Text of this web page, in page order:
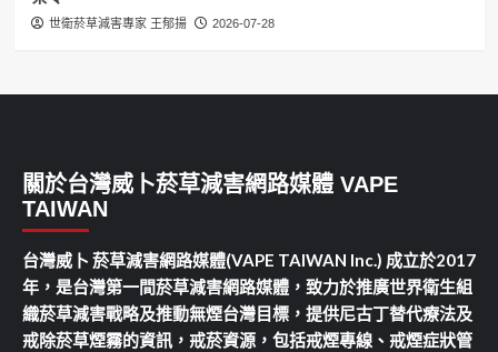
世衛菸草減害專家 王郁揚 2026-07-28
關於台灣威卜菸草減害網路媒體 VAPE
TAIWAN
台灣威卜 菸草減害網路媒體(VAPE TAIWAN Inc.) 成立於2017
年，是台灣第一間菸草減害網路媒體，致力於推廣世界衛生組
織菸草減害戰略及推動無煙台灣目標，提供尼古丁替代療法及
戒除菸草煙霧的資訊，戒菸資源，包括戒煙專線、戒煙症狀管